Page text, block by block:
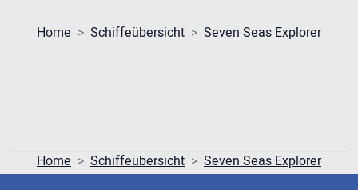
Home Schiffeübersicht Seven Seas Explorer
Home Schiffeübersicht Seven Seas Explorer